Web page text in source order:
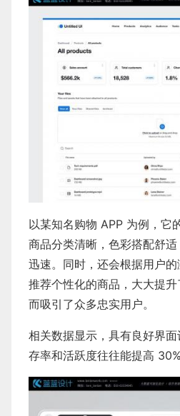
以某知名购物 APP 为例，它
商品分类清晰，色彩搭配舒
迅速。同时，还会根据用户
推荐个性化的商品，大大提
而吸引了众多忠实用户。
相关数据显示，具有良好界
存率和活跃度往往能提高 30%